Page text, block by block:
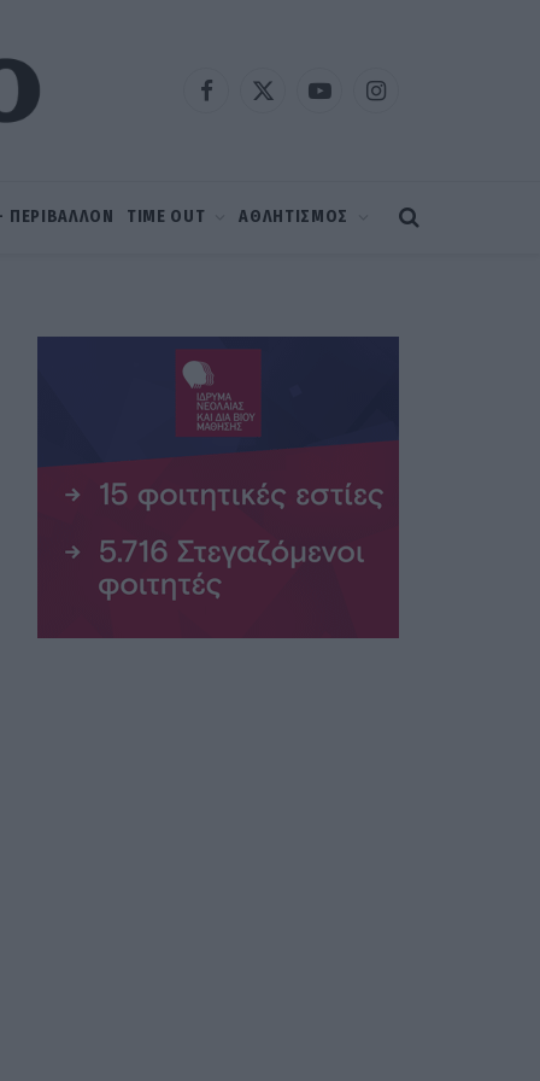
Facebook
X
YouTubeInstagram
ΠΕΡΙΒΑΛΛΟΝ TIME OUT ΑΘΛΗΤΙΣΜΟΣ